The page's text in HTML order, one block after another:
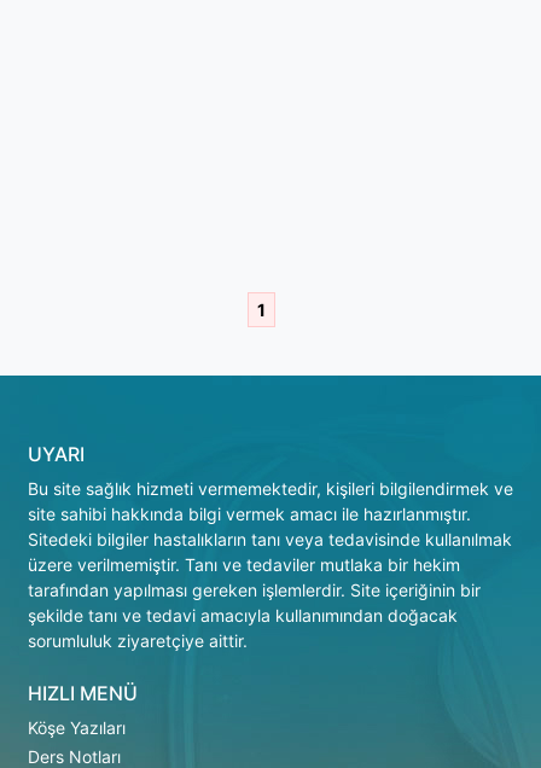
1
UYARI
Bu site sağlık hizmeti vermemektedir, kişileri bilgilendirmek ve
site sahibi hakkında bilgi vermek amacı ile hazırlanmıştır.
Sitedeki bilgiler hastalıkların tanı veya tedavisinde kullanılmak
üzere verilmemiştir. Tanı ve tedaviler mutlaka bir hekim
tarafından yapılması gereken işlemlerdir. Site içeriğinin bir
şekilde tanı ve tedavi amacıyla kullanımından doğacak
sorumluluk ziyaretçiye aittir.
HIZLI MENÜ
Köşe Yazıları
Ders Notları